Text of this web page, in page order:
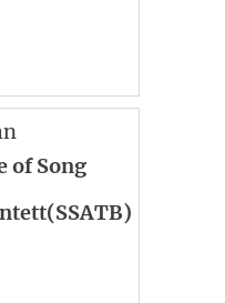
of Song